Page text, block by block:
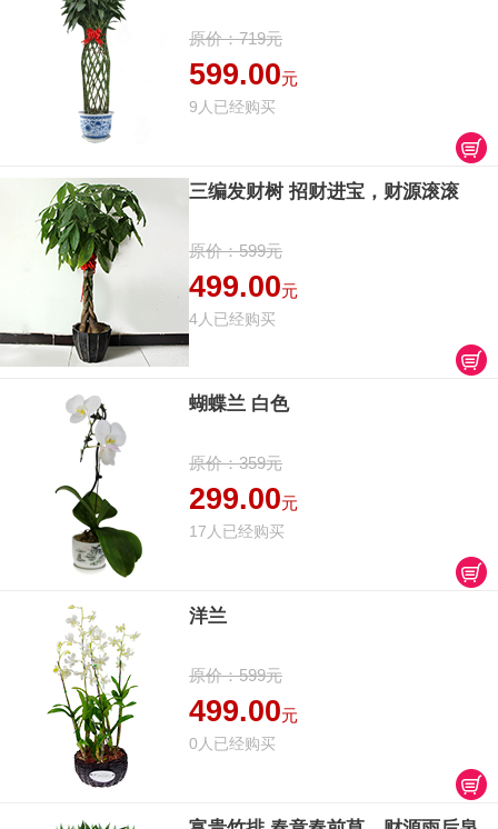
原价：719元
599.00元
9人已经购买
三编发财树 招财进宝，财源滚滚
原价：599元
499.00元
4人已经购买
蝴蝶兰 白色
原价：359元
299.00元
17人已经购买
洋兰
原价：599元
499.00元
0人已经购买